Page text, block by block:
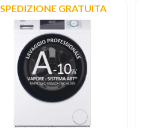
SPEDIZIONE GRATUITA